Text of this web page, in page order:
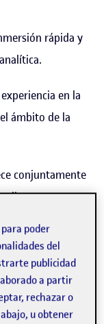
rápida y
en la
ámbito de la
conjuntamente
y
poder
del
publicidad
a partir
rechazar o
u obtener